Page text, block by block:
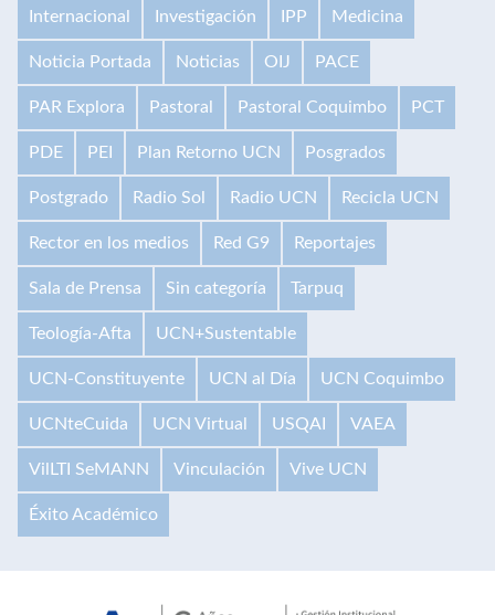
Internacional Investigación IPP Medicina
Noticia Portada Noticias OIJ PACE
PAR Explora Pastoral Pastoral Coquimbo PCT
PDE PEI Plan Retorno UCN Posgrados
Postgrado Radio Sol Radio UCN Recicla UCN
Rector en los medios Red G9 Reportajes
Sala de Prensa Sin categoría Tarpuq
Teología-Afta UCN+Sustentable
UCN-Constituyente UCN al Día UCN Coquimbo
UCNteCuida UCN Virtual USQAI VAEA
VilLTI SeMANN Vinculación Vive UCN
Éxito Académico